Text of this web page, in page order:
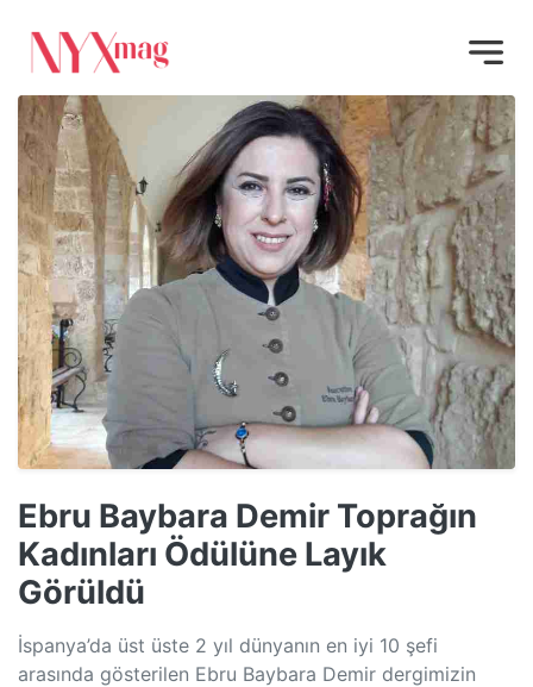
Ebru Baybara Demir Toprağın
Kadınları Ödülüne Layık
Görüldü
İspanya’da üst üste 2 yıl dünyanın en iyi 10 şefi
arasında gösterilen Ebru Baybara Demir dergimizin